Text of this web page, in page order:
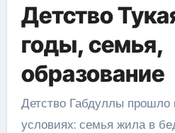
Детство
годы, семья,
образование
Детство Габдуллы прошло
условиях: семья жила в